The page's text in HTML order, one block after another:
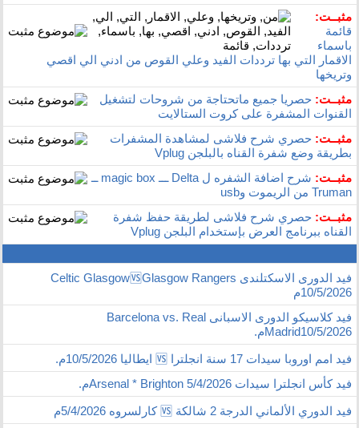
مثبــت:
قائمة
باسماء
الاقمار التي بها ترددات الفيد وعلي القوص من ادني الي اقصي
وتريخها
مثبــت: حصريا جميع ماتحتاجة من شروحات لتشغيل
القنوات المشفرة على كروت الستالايت
مثبــت: حصري شرح فلاشى لمشاهدة المشفرات
بطريقة وضع شفرة القناه بالبلجن Vplug
مثبــت:
شرح اضافة الشفره ل Delta ـــ magic box ــ
Truman من الريموت وusb
مثبــت: حصري شرح فلاشى لطريقة حفظ شفرة
القناه ببرنامج العرض بإستخدام البلجن Vplug
فيد الدورى الاسكتلندى Celtic Glasgow🆚Glasgow Rangers
10/5/2026م
فيد كلاسيكو الدورى الاسبانى Barcelona vs. Real
Madrid10/5/2026م.
فيد امم اوروبا سيدات 17 سنة انجلترا 🆚 ايطاليا 10/5/2026م.
فيد كأس انجلترا سيدات Arsenal * Brighton 5/4/2026م.
فيد الدوري الألماني الدرجة 2 شالكة 🆚 كارلسروه 5/4/2026م